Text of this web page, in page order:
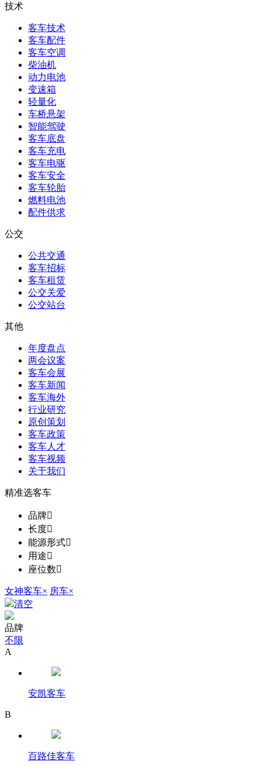
技术
客车技术
客车配件
客车空调
柴油机
动力电池
变速箱
轻量化
车桥悬架
智能驾驶
客车底盘
客车充电
客车电驱
客车安全
客车轮胎
燃料电池
配件供求
公交
公共交通
客车招标
客车租赁
公交关爱
公交站台
其他
年度盘点
两会议案
客车会展
客车新闻
客车海外
行业研究
原创策划
客车政策
客车人才
客车视频
关于我们
精准选客车
品牌
长度
能源形式
用途
座位数
女神客车× 房车×
清空
品牌
不限
A
安凯客车
B
百路佳客车